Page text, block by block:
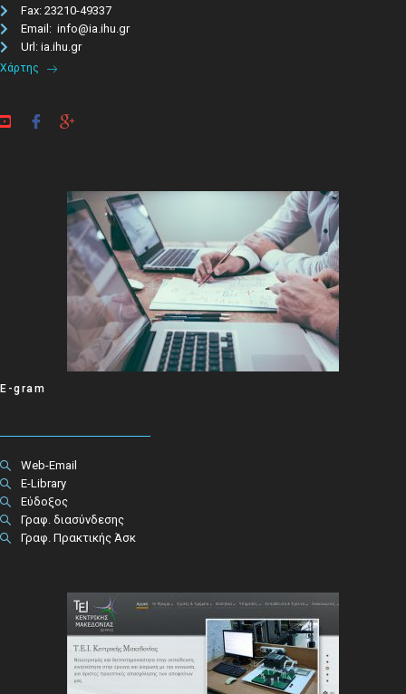
Fax: 23210-49337
Email: info@ia.ihu.gr
Url: ia.ihu.gr
Χάρτης
E-gram
Web-Email
E-Library
Εύδοξος
Γραφ. διασύνδεσης
Γραφ. Πρακτικής Άσκ